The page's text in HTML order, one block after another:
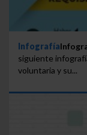
Infografía
siguiente
voluntaria y su...